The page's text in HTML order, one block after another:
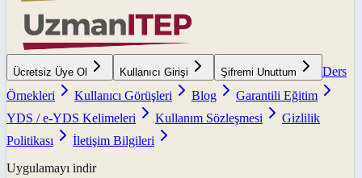
Ücretsiz Üye Ol Kullanıcı Girişi Şifremi Unuttum
Ders
Örnekleri
Kullanıcı Görüşleri Blog
Garantili Eğitim
YDS / e-YDS Kelimeleri
Kullanım Sözleşmesi
Gizlilik
Politikası
İletişim Bilgileri
Uygulamayı indir